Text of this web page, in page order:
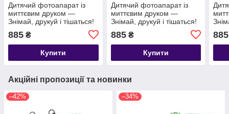
Дитячий фотоапарат із
миттєвим друком —
Знімай, друкуй і тішаться!
885 ₴
Купити
Дитячий фотоапарат із
миттєвим друком —
Знімай, друкуй і тішаться!
885₴
Купити
885
Акційні пропозиції та новинки
–42% –34%